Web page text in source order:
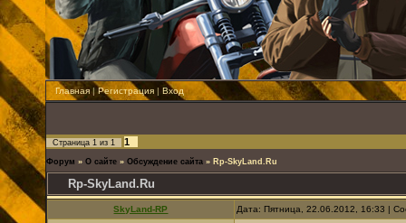
Главная | Регистрация | Вход
Страница 1 из 1 1
Форум » О сайте » Обсуждение сайта » Rp-SkyLand.Ru
Rp-SkyLand.Ru
SkyLand-RP Дата: Пятница, 22.06.2012, 16:33 |